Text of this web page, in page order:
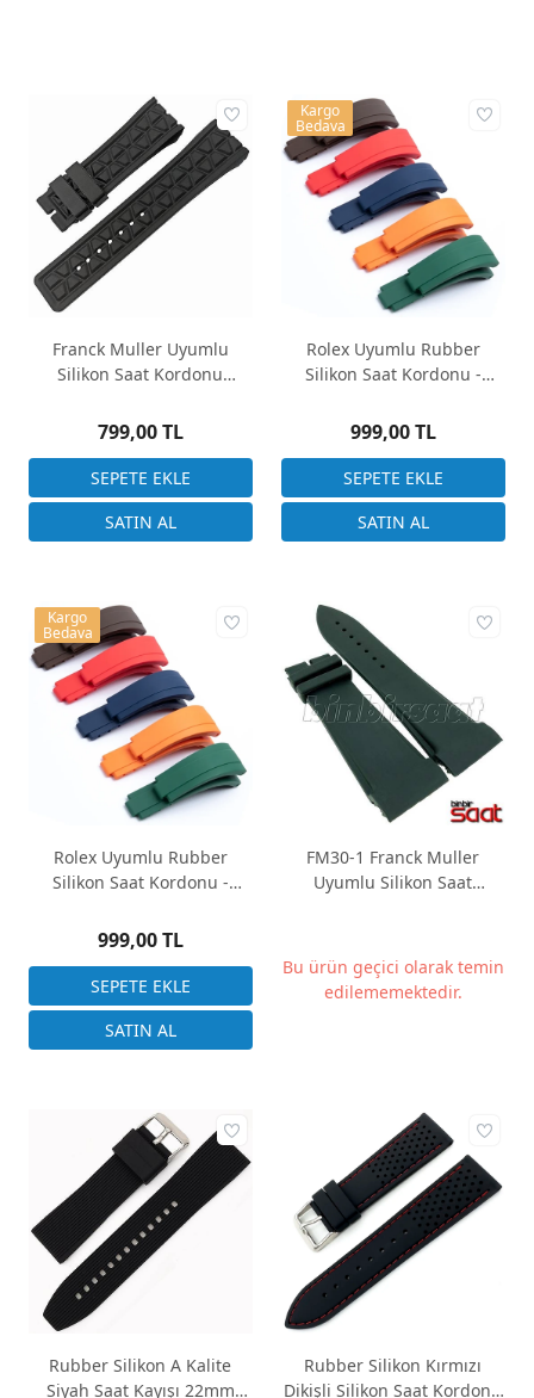
Franck Muller Uyumlu
Silikon Saat Kordonu
799,00 TL
Rolex Uyumlu Rubber
Silikon Saat Kordonu -
999,00 TL
Kargo
Bedava
Rolex Uyumlu Rubber
Silikon Saat Kordonu -
999,00 TL
Kargo
Bedava
FM30-1 Franck Muller
Uyumlu Silikon Saat
Bu ürün geçici olarak temin
edilememektedir.
Rubber Silikon A Kalite
Siyah Saat Kayışı 22mm
Rubber Silikon Kırmızı
Dikişli Silikon Saat Kordonu